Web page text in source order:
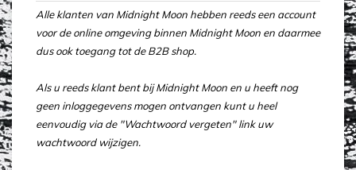
Alle klanten van Midnight Moon hebben reeds een account
voor de online omgeving binnen Midnight Moon en daarmee
dus ook toegang tot de B2B shop.
Als u reeds klant bent bij Midnight Moon en u heeft nog
geen inloggegevens mogen ontvangen kunt u heel
eenvoudig via de "Wachtwoord vergeten" link uw
wachtwoord wijzigen.